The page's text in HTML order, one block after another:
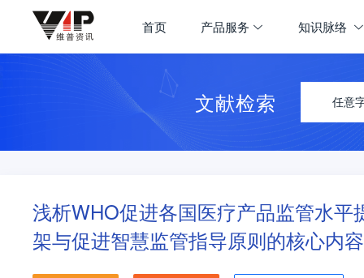
首页 产品服务 知识脉络
文献检索 任意
浅析WHO促进各国医疗产品监管水
架与促进智慧监管指导原则的核心内容